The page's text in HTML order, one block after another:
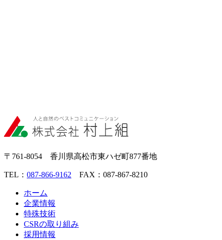
〒761-8054 香川県高松市東ハゼ町877番地
TEL： 087-866-9162 FAX：087-867-8210
ホーム
企業情報
特殊技術
CSRの取り組み
採用情報